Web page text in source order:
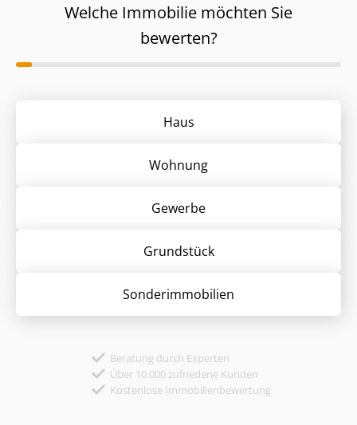
Welche Immobilie möchten Sie
bewerten?
Haus
Wohnung
Gewerbe
Grund­stück
Sonder­immobilien
Beratung durch Experten
Über 10.000 zufriedene Kunden
Kostenlose Immobilienbewertung